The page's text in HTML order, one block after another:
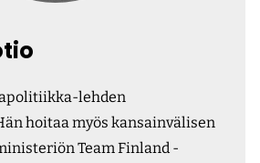
lehden
hoitaa myös kansainvälisen
Team Finland -